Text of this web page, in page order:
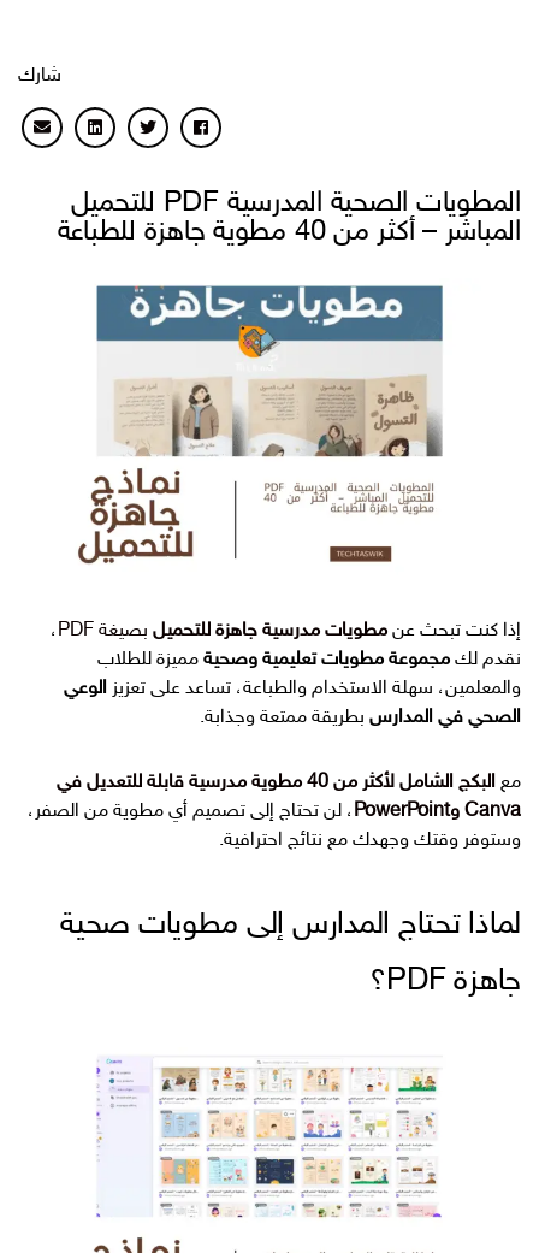
شارك
المطويات الصحية المدرسية PDF للتحميل
المباشر – أكثر من 40 مطوية جاهزة للطباعة
إذا كنت تبحث عن مطويات مدرسية جاهزة للتحميل بصيغة PDF
،
نقدم لك مجموعة مطويات تعليمية وصحية مميزة للطلاب
والمعلمين، سهلة الاستخدام والطباعة، تساعد على تعزيز الوعي
الصحي في المدارس بطريقة ممتعة وجذابة.
مع
البكج الشامل لأكثر من 40 مطوية مدرسية قابلة للتعديل في
Canva وPowerPoint
، لن تحتاج إلى تصميم أي مطوية من الصفر،
وستوفر وقتك وجهدك مع نتائج احترافية.
لماذا تحتاج المدارس إلى مطويات صحية
جاهزة PDF؟